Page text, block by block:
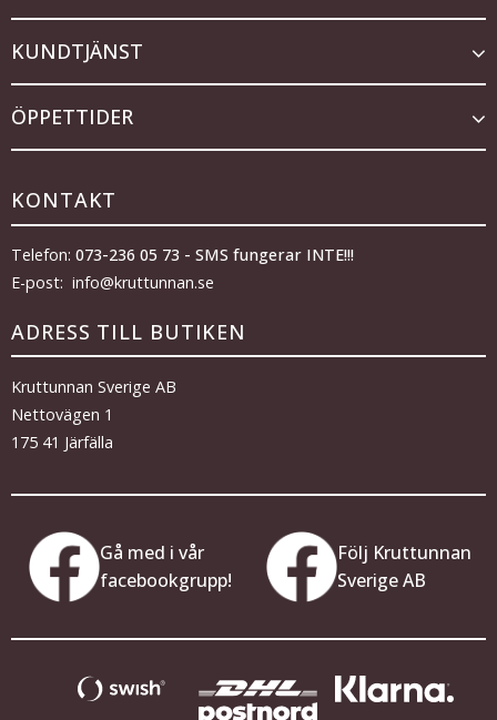
KUNDTJÄNST
ÖPPETTIDER
KONTAKT
Telefon: 073-236 05 73 - SMS fungerar INTE!!!
E-post: info@kruttunnan.se
ADRESS TILL BUTIKEN
Kruttunnan Sverige AB
Nettovägen 1
175 41 Järfälla
Gå med i vår
facebookgrupp!
Följ Kruttunnan
Sverige AB